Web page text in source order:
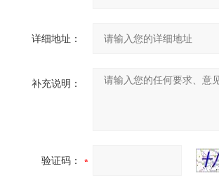
详细地址：
补充说明：
验证码：